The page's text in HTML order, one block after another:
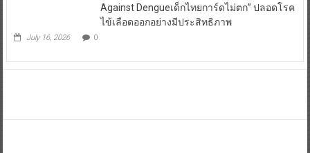
Against Dengueเด็กไทยการ์ดไม่ตก” ปลอดโรค
ไข้เลือดออกอย่างมีประสิทธิภาพ
July 16, 2026 0